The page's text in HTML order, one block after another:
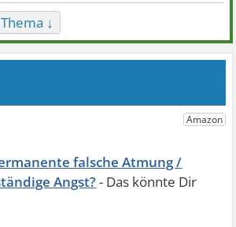
↓
falsche Atmung /
Angst?